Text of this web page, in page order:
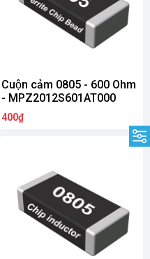
Cuộn cảm 0805 - 600 Ohm
- MPZ2012S601AT000
400₫